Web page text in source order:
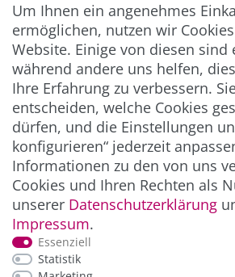
Abonnieren
** Hierbei handelt es
ZAHLUNG & VERSAND
Um Ihnen ein angenehmes
ermöglichen, nutzen wir
Website. Einige von diesen sind
während andere uns helfen,
Ihre Erfahrung zu verbessern.
entscheiden, welche Cookies
dürfen, und die Einstellungen
konfigurieren“ jederzeit
Informationen zu den von uns
Cookies und Ihren Rechten als
unserer Daten­schutz­erklärung
Impressum.
Essenziell
Statistik